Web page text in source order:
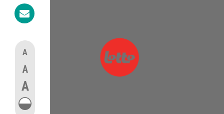
Linkedin
A
A
A
augmenter